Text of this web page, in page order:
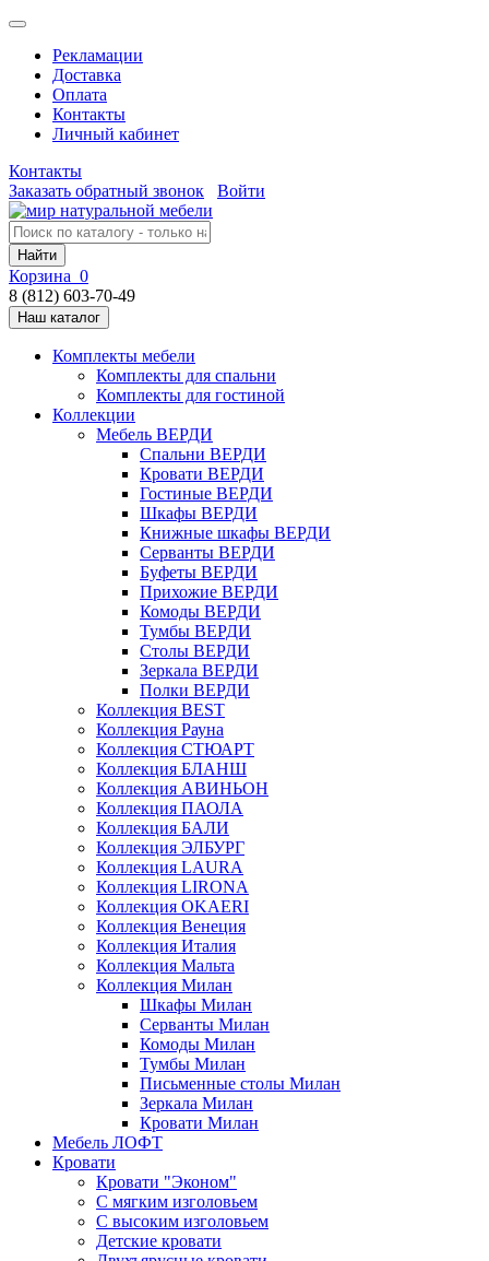
Рекламации
Доставка
Оплата
Контакты
Личный кабинет
Контакты
Заказать обратный звонок
Войти
Найти
Корзина 0
8 (812) 603-70-49
Наш каталог
Комплекты мебели
Комплекты для спальни
Комплекты для гостиной
Коллекции
Мебель ВЕРДИ
Спальни ВЕРДИ
Кровати ВЕРДИ
Гостиные ВЕРДИ
Шкафы ВЕРДИ
Книжные шкафы ВЕРДИ
Серванты ВЕРДИ
Буфеты ВЕРДИ
Прихожие ВЕРДИ
Комоды ВЕРДИ
Тумбы ВЕРДИ
Столы ВЕРДИ
Зеркала ВЕРДИ
Полки ВЕРДИ
Коллекция BEST
Коллекция Рауна
Коллекция СТЮАРТ
Коллекция БЛАНШ
Коллекция АВИНЬОН
Коллекция ПАОЛА
Коллекция БАЛИ
Коллекция ЭЛБУРГ
Коллекция LAURA
Коллекция LIRONA
Коллекция OKAERI
Коллекция Венеция
Коллекция Италия
Коллекция Мальта
Коллекция Милан
Шкафы Милан
Серванты Милан
Комоды Милан
Тумбы Милан
Письменные столы Милан
Зеркала Милан
Кровати Милан
Мебель ЛОФТ
Кровати
Кровати "Эконом"
С мягким изголовьем
С высоким изголовьем
Детские кровати